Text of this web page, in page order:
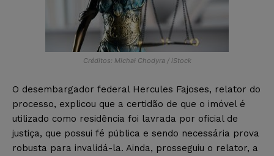
Créditos: Michał Chodyra / iStock
O desembargador federal Hercules Fajoses, relator do
processo, explicou que a certidão de que o imóvel é
utilizado como residência foi lavrada por oficial de
justiça, que possui fé pública e sendo necessária prova
robusta para invalidá-la. Ainda, prosseguiu o relator, a